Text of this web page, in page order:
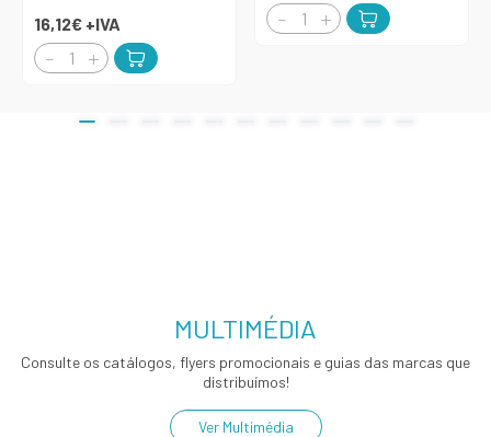
16,12€ +IVA
MULTIMÉDIA
Consulte os catálogos, flyers promocionais e guias das marcas que
distribuímos!
Ver Multimédia